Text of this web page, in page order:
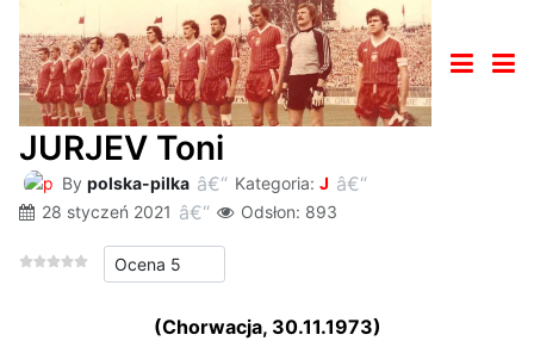
JURJEV Toni
By polska-pilka Kategoria: J
28 styczeń 2021
Odsłon: 893
Proszę, oceń
(Chorwacja, 30.11.1973)